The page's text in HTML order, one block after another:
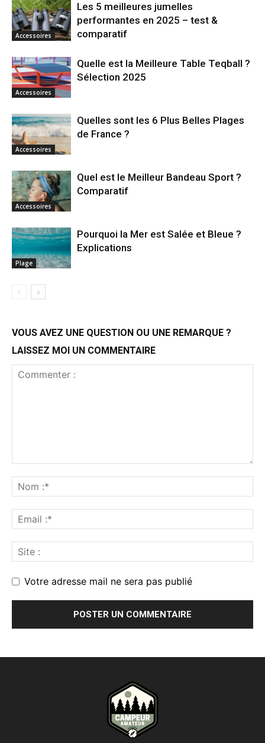
Accessoires
Les 5 meilleures jumelles
performantes en 2025 – test &
comparatif
Accessoires
Quelle est la Meilleure Table Teqball ?
Sélection 2025
Accessoires
Quelles sont les 6 Plus Belles Plages
de France ?
Accessoires
Quel est le Meilleur Bandeau Sport ?
Comparatif
Plage
Pourquoi la Mer est Salée et Bleue ?
Explications
VOUS AVEZ UNE QUESTION OU UNE REMARQUE ?
LAISSEZ MOI UN COMMENTAIRE
Votre adresse mail ne sera pas publié